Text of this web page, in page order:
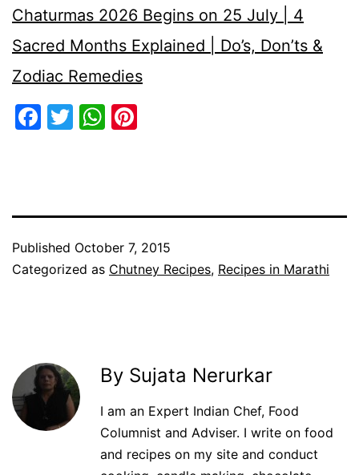
Chaturmas 2026 Begins on 25 July | 4
Sacred Months Explained | Do’s, Don’ts &
Zodiac Remedies
Facebook
TwitterWhatsApp
Published October 7, 2015
Categorized as Chutney Recipes, Recipes in Marathi
By Sujata Nerurkar
I am an Expert Indian Chef, Food
Columnist and Adviser. I write on food
and recipes on my site and conduct